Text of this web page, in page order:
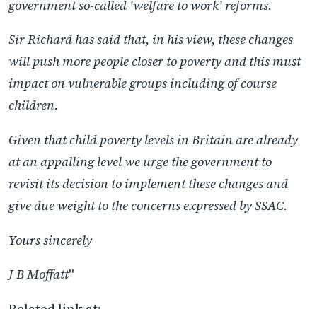
government so-called 'welfare to work' reforms.
Sir Richard has said that, in his view, these changes
will push more people closer to poverty and this must
impact on vulnerable groups including of course
children.
Given that child poverty levels in Britain are already
at an appalling level we urge the government to
revisit its decision to implement these changes and
give due weight to the concerns expressed by SSAC.
Yours sincerely
J B Moffatt"